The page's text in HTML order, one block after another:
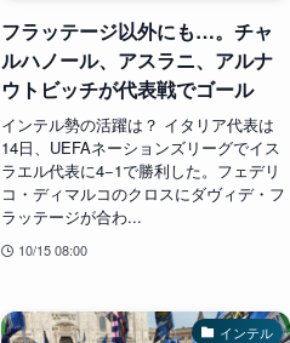
フラッテージ以外にも…。チャ
ルハノール、アスラニ、アルナ
ウトビッチが代表戦でゴール
インテル勢の活躍は？ イタリア代表は
14日、UEFAネーションズリーグでイス
ラエル代表に4−1で勝利した。フェデリ
コ・ディマルコのクロスにダヴィデ・フ
ラッテージが合わ...
10/15 08:00
インテル